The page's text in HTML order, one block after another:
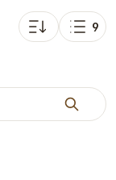
並び替え: 人気順
表示
9